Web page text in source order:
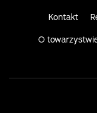
Kontakt
O